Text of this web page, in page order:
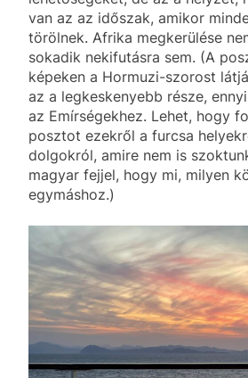
van az az időszak, amikor
törölnek. Afrika megkerülése
sokadik nekifutásra sem. (A
képeken a Hormuzi-szorost
az a legkeskenyebb része,
az Emírségekhez. Lehet, hogy
posztot ezekről a furcsa
dolgokról, amire nem is
magyar fejjel, hogy mi, milyen
egymáshoz.)